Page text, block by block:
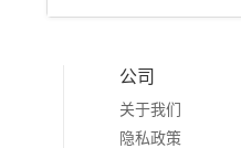
公司
关于我们
隐私政策